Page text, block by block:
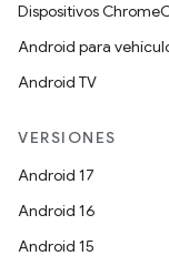
Dispositivos
Android para
Android TV
VERSIONES
Android 17
Android 16
Android 15